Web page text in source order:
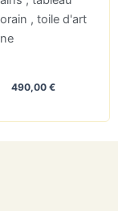
490,00 €